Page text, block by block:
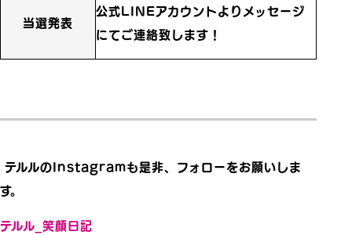
当選発表
公式LINEアカウントよりメッセージ
にてご連絡致します！
テルルのInstagramも是非、フォローをお願いしま
す。
テルル_笑顔日記